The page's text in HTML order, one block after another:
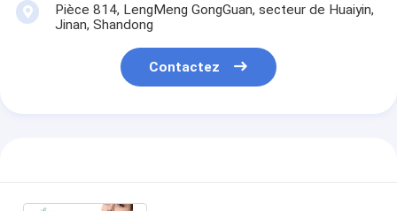
Pièce 814, LengMeng GongGuan, secteur de Huaiyin,
Jinan, Shandong
Contactez